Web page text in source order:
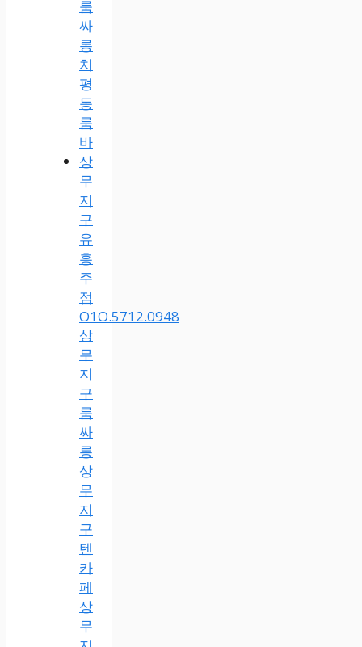
룸
싸
롱
치
평
동
룸
바
상
무
지
구
유
흥
주
점
O1O.5712.0948
상
무
지
구
룸
싸
롱
상
무
지
구
텐
카
페
상
무